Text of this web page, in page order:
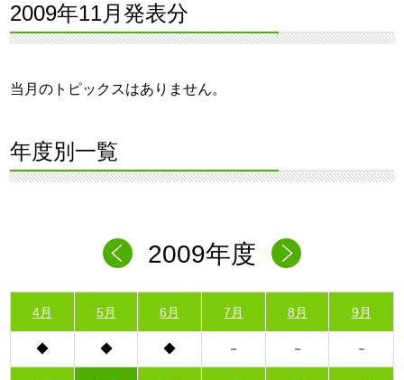
2009年11月発表分
当月のトピックスはありません。
年度別一覧
2009年度
4月 5月 6月 7月 8月 9月